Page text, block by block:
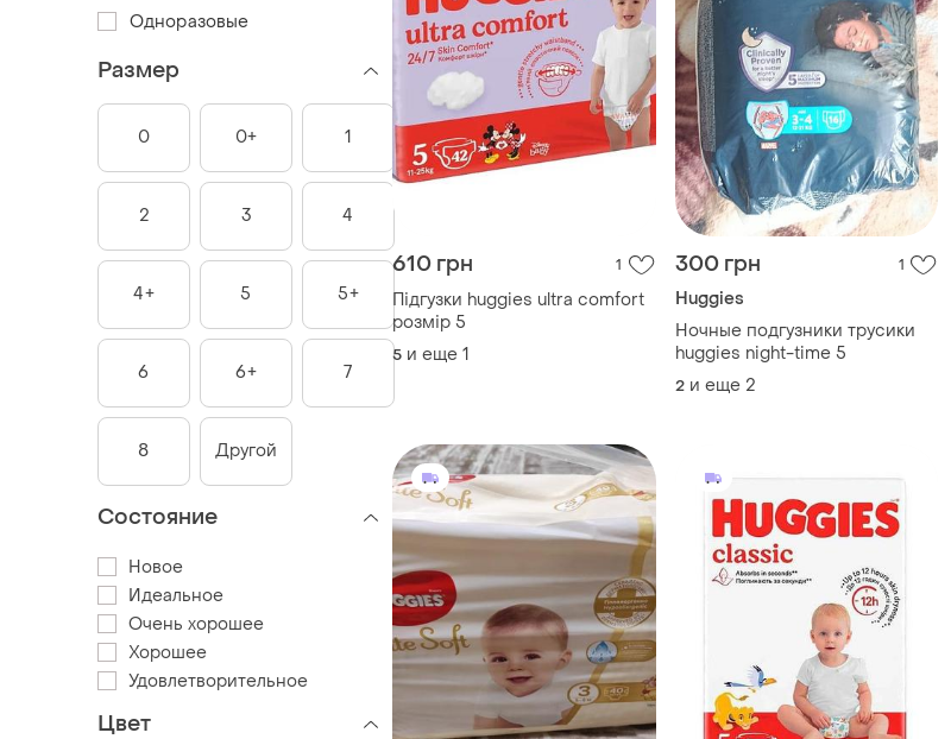
610 грн 1
Підгузки huggies ultra comfort
розмір 5
5 и еще 1
300 грн 1
Huggies
Ночные подгузники трусики
huggies night-time 5
2 и еще 2
Одноразовые
Размер
0 0+ 1
2 3 4
4+ 5 5+
6 6+ 7
8 Другой
Состояние
Новое
Идеальное
Очень хорошее
Хорошее
Удовлетворительное
Цвет